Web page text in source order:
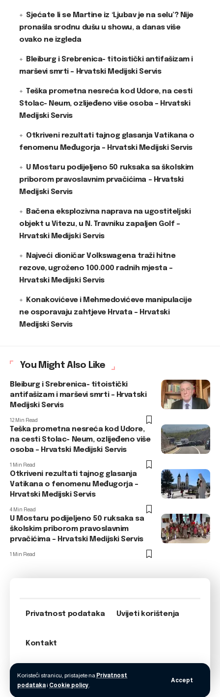
Koristeći stranicu, pristajete na Privatnost
podatakai Cookie policy.
Accept
Sjećate li se Martine iz ‘Ljubav je na selu’? Nije
pronašla srodnu dušu u showu, a danas više
ovako ne izgleda
Bleiburg i Srebrenica- titoistički antifašizam i
marševi smrti – Hrvatski Medijski Servis
Teška prometna nesreća kod Udore, na cesti
Stolac- Neum, ozlijeđeno više osoba – Hrvatski
Medijski Servis
Otkriveni rezultati tajnog glasanja Vatikana o
fenomenu Međugorja – Hrvatski Medijski Servis
U Mostaru podijeljeno 50 ruksaka sa školskim
priborom pravoslavnim prvačićima – Hrvatski
Medijski Servis
Bačena eksplozivna naprava na ugostiteljski
objekt u Vitezu, u N. Travniku zapaljen Golf –
Hrvatski Medijski Servis
Najveći dioničar Volkswagena traži hitne
rezove, ugroženo 100.000 radnih mjesta –
Hrvatski Medijski Servis
Konakovićeve i Mehmedovićeve manipulacije
ne osporavaju zahtjeve Hrvata – Hrvatski
Medijski Servis
You Might Also Like
Bleiburg i Srebrenica- titoistički
antifašizam i marševi smrti – Hrvatski
Medijski Servis
12 Min Read
Teška prometna nesreća kod Udore,
na cesti Stolac- Neum, ozlijeđeno više
osoba – Hrvatski Medijski Servis
1 Min Read
Otkriveni rezultati tajnog glasanja
Vatikana o fenomenu Međugorja –
Hrvatski Medijski Servis
4 Min Read
U Mostaru podijeljeno 50 ruksaka sa
školskim priborom pravoslavnim
prvačićima – Hrvatski Medijski Servis
1 Min Read
Privatnost podataka Uvijeti korištenja
Kontakt